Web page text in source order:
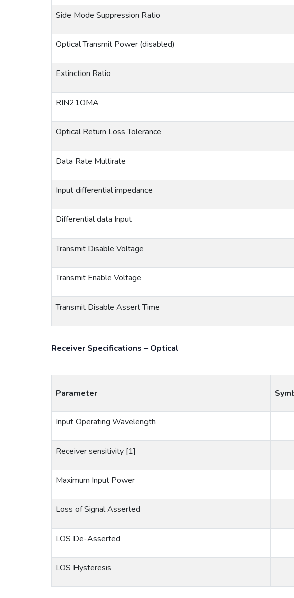
Side Mode Suppression Ratio
Optical Transmit Power (disabled)
Extinction Ratio
RIN21OMA
Optical Return Loss Tolerance
Data Rate Multirate
Input differential impedance
Differential data Input
Transmit Disable Voltage
Transmit Enable Voltage
Transmit Disable Assert Time
Receiver Specifications – Optical
Parameter
Input Operating Wavelength
Receiver sensitivity [1]
Maximum Input Power
Loss of Signal Asserted
LOS De-Asserted
LOS Hysteresis